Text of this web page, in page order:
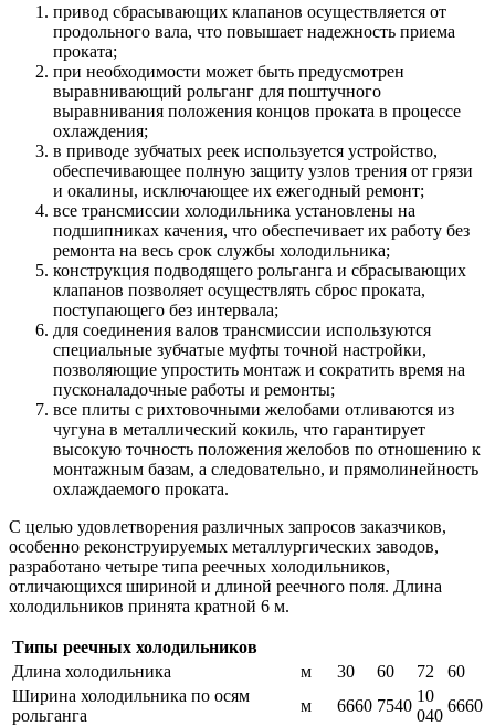
привод сбрасывающих клапанов осуществляется от
продольного вала, что повышает надежность приема
проката;
при необходимости может быть предусмотрен
выравнивающий рольганг для поштучного
выравнивания положения концов проката в процессе
охлаждения;
в приводе зубчатых реек используется устройство,
обеспечивающее полную защиту узлов трения от грязи
и окалины, исключающее их ежегодный ремонт;
все трансмиссии холодильника установлены на
подшипниках качения, что обеспечивает их работу без
ремонта на весь срок службы холодильника;
конструкция подводящего рольганга и сбрасывающих
клапанов позволяет осуществлять сброс проката,
поступающего без интервала;
для соединения валов трансмиссии используются
специальные зубчатые муфты точной настройки,
позволяющие упростить монтаж и сократить время на
пусконаладочные работы и ремонты;
все плиты с рихтовочными желобами отливаются из
чугуна в металлический кокиль, что гарантирует
высокую точность положения желобов по отношению к
монтажным базам, а следовательно, и прямолинейность
охлаждаемого проката.
С целью удовлетворения различных запросов заказчиков,
особенно реконструируемых металлургических заводов,
разработано четыре типа реечных холодильников,
отличающихся шириной и длиной реечного поля. Длина
холодильников принята кратной 6 м.
Типы реечных холодильников
Длина холодильника
м 30 60 72
60
Ширина холодильника по осям
рольганга
м 6660 7540
10
040
6660